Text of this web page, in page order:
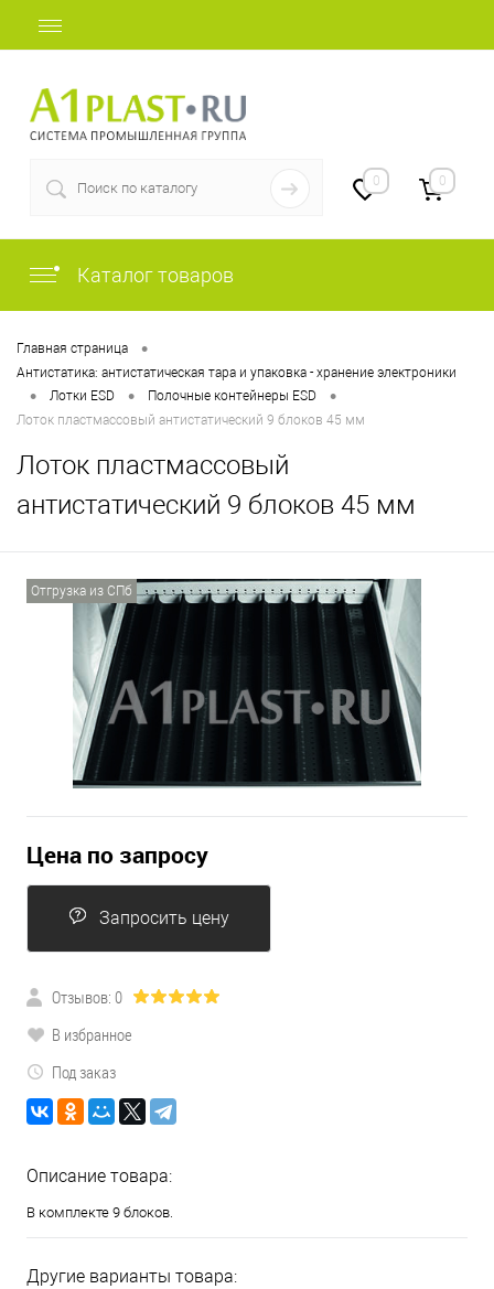
0 0
Каталог товаров
Главная страница •
Антистатика: антистатическая тара и упаковка - хранение электроники
• Лотки ESD • Полочные контейнеры ESD •
Лоток пластмассовый антистатический 9 блоков 45 мм
Лоток пластмассовый
антистатический 9 блоков 45 мм
Отгрузка из СПб
Цена по запросу
Запросить цену
Отзывов: 0
В избранное
Под заказ
Описание товара:
В комплекте 9 блоков.
Другие варианты товара: